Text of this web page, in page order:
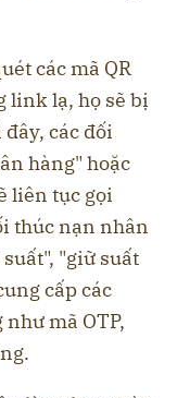
các mã QR
link lạ, họ sẽ bị
các đối
hàng" hoặc
liên tục gọi
thúc nạn nhân
"giữ suất
cấp các
mã OTP,